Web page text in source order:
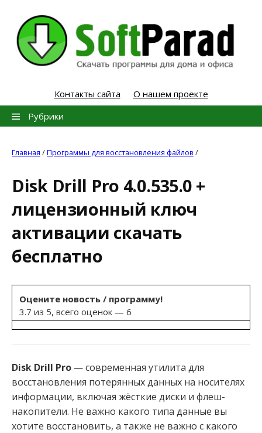
content
Контакты сайта
О нашем проекте
Рубрики
Главная /Программы для восстановления файлов /
Disk Drill Pro 4.0.535.0 +
лицензионный ключ
активации скачать
бесплатно
Оцените новость / программу!
3.7 из 5, всего оценок — 6
Disk Drill Pro — современная утилита для
восстановления потерянных данных на носителях
информации, включая жёсткие диски и флеш-
накопители. Не важно какого типа данные вы
хотите восстановить, а также не важно с какого